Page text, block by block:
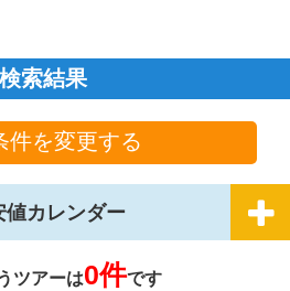
検索結果
件を変更する
値カレンダー
ツアーは0件です